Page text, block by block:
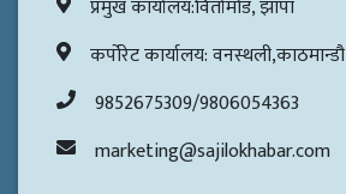
प्रमुख कार्यालय:विर्तामोड, झापा
कर्पोरेट कार्यालय: वनस्थली,काठमान्डौ
9852675309/9806054363
marketing@sajilokhabar.com